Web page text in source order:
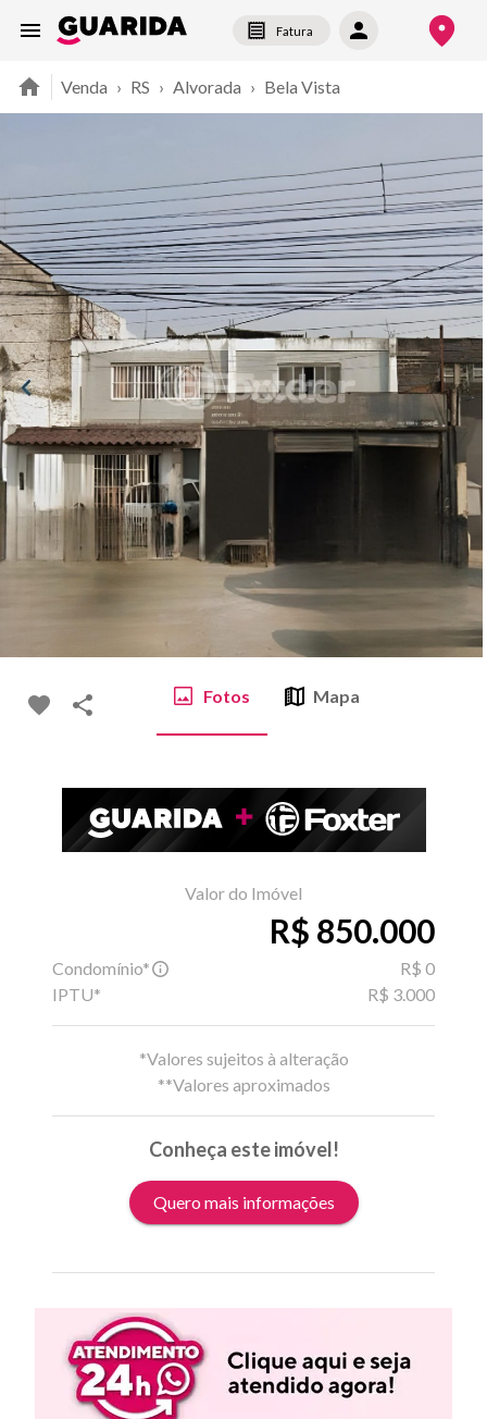
Fatura
Venda › RS › Alvorada › Bela Vista
Fotos Mapa
Valor do Imóvel
R$ 850.000
Condomínio*
R$ 0
IPTU*
R$ 3.000
*Valores sujeitos à alteração
**Valores aproximados
Conheça este imóvel!
Quero mais informações